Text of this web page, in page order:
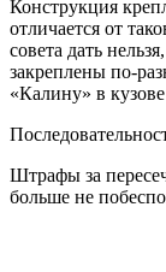
Конструкция
отличается от
совета дать
закреплены по-
«Калину» в
Штрафы за
больше не